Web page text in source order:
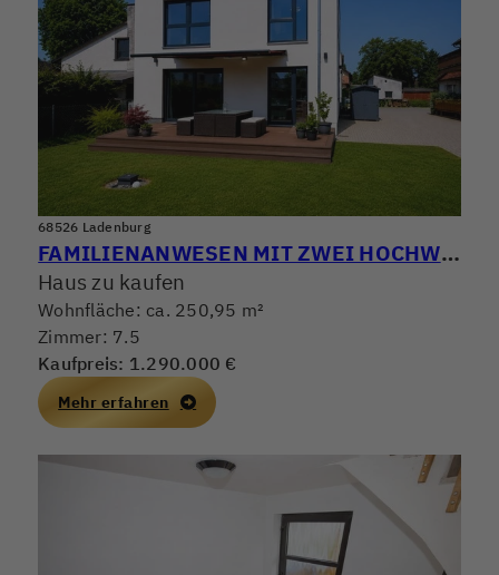
68526 Ladenburg
FAMILIENANWESEN MIT ZWEI HOCHWERTIGEN WOHNHÄUSERN! WOHNEN, ARBEITEN & VERMIETEN PERFEKT KOMBINIERT
Haus zu kaufen
Wohnfläche: ca. 250,95 m²
Zimmer: 7.5
Kaufpreis: 1.290.000 €
Mehr erfahren